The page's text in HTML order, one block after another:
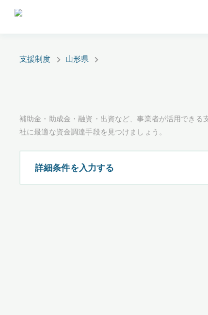
支援制度 山形県
補助金・助成金・融資・出資など、事業者が活用でき
社に最適な資金調達手段を見つけましょう。
詳細条件を入力する